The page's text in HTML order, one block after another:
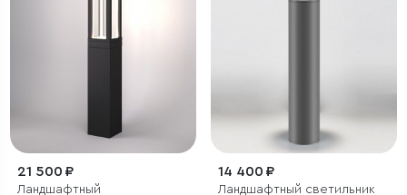
21 500 ₽
Ландшафтный
14 400 ₽
Ландшафтный светильник